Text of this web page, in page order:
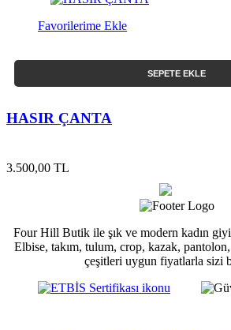
Favorilerime Ekle
SEPETE EKLE
HASIR ÇANTA
3.500,00 TL
Four Hill Butik ile şık ve modern kadın
Elbise, takım, tulum, crop, kazak,
çeşitleri uygun fiyatlarla sizi